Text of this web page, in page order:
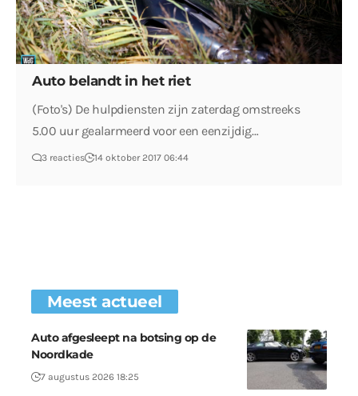
Auto belandt in het riet
(Foto's) De hulpdiensten zijn zaterdag omstreeks
5.00 uur gealarmeerd voor een eenzijdig…
3 reacties 14 oktober 2017 06:44
Meest actueel
Auto afgesleept na botsing op de
Noordkade
7 augustus 2026 18:25